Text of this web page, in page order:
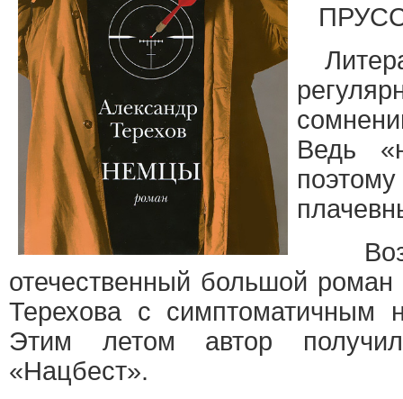
Ведь
отечественный большой
Терехова с симптоматичным
Этим летом автор
«Нацбест».